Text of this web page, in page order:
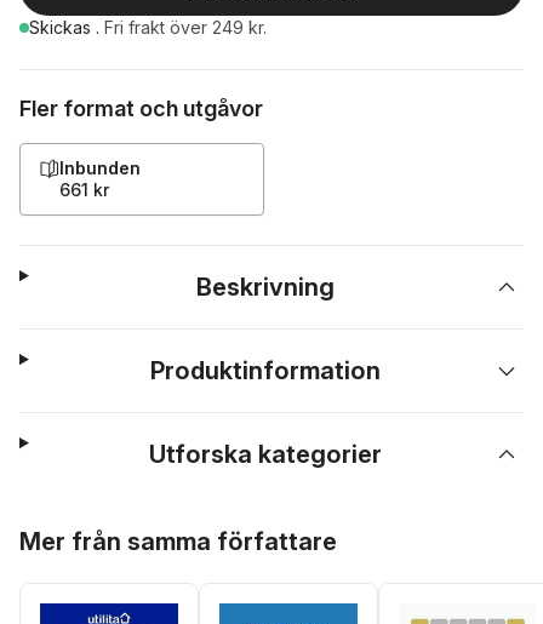
Skickas . Fri frakt över 249 kr.
Fler format och utgåvor
Inbunden
661 kr
Beskrivning
Produktinformation
Utforska kategorier
Mer från samma författare